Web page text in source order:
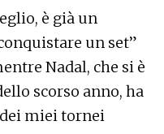
è già un
un set”
Nadal, che si è
scorso anno, ha
dei miei tornei